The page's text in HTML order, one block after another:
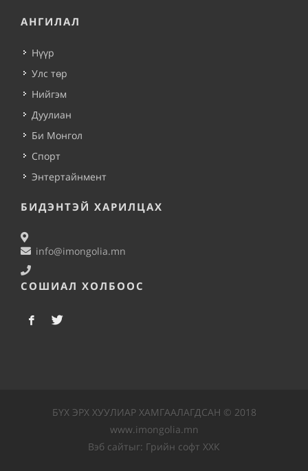
АНГИЛАЛ
Нүүр
Улс төр
Нийгэм
Дуулиан
Би Монгол
Спорт
Энтертайнмент
БИДЭНТЭЙ ХАРИЛЦАХ
info@imongolia.mn
СОШИАЛ ХОЛБООС
БҮХ ЭРХ ХУУЛИАР ХАМГААЛАГДСАН © 2018
www.imongolia.mn
Вэб сайтыг: Грийн софт ХХК